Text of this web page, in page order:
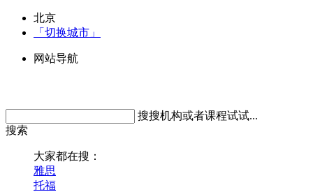
北京
「切换城市」
网站导航
搜搜机构或者课程试试...
搜索
大家都在搜：
雅思
托福